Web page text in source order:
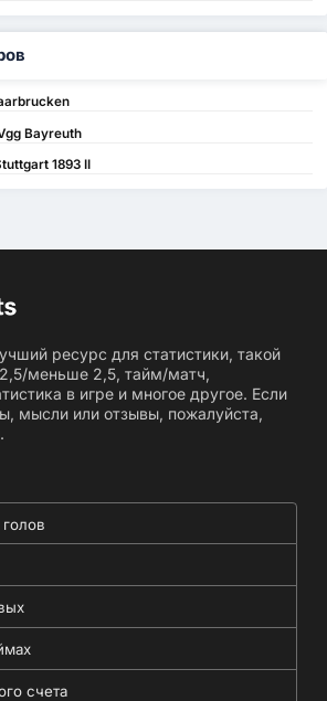
Bayreuth
1893 II
ресурс для статистики, такой
меньше 2,5, тайм/матч,
в игре и многое другое. Если
мысли или отзывы, пожалуйста,
счета